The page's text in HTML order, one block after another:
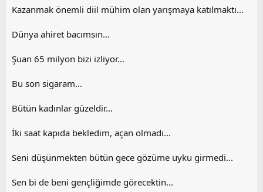
t
a
r
i
i
Kazanmak önemli diil mühim olan yarışmaya katılmaktı...
Dünya ahiret bacımsın...
Şuan 65 milyon bizi izliyor...
Bu son sigaram...
Bütün kadınlar güzeldir...
İki saat kapıda bekledim, açan olmadı...
Seni düşünmekten bütün gece gözüme uyku girmedi...
Sen bi de beni gençliğimde görecektin...